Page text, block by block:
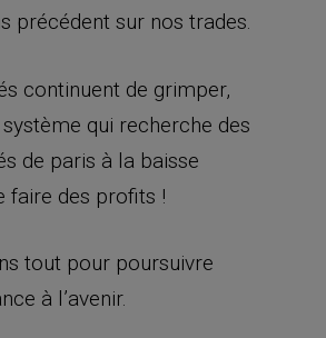
précédent sur nos trades.
continuent de grimper,
qui recherche des
de paris à la baisse
faire des profits !
tout pour poursuivre
à l’avenir.